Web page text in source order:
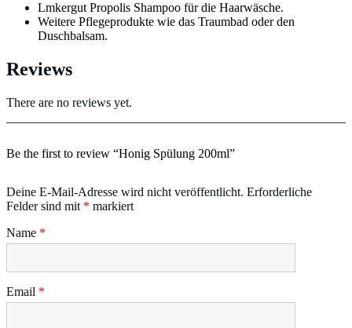
Lmkergut Propolis Shampoo für die Haarwäsche.
Weitere Pflegeprodukte wie das Traumbad oder den
Duschbalsam.
Reviews
There are no reviews yet.
Be the first to review “Honig Spülung 200ml”
Deine E-Mail-Adresse wird nicht veröffentlicht. Erforderliche
Felder sind mit * markiert
Name *
Email *